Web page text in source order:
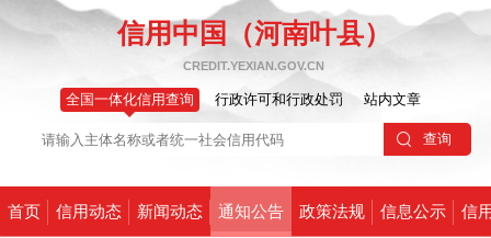
信用中国（河南叶县）
CREDIT.YEXIAN.GOV.CN
全国一体化信用查询 行政许可和行政处罚 站内文章
首页 信用动态 新闻动态 通知公告 政策法规 信息公示 信